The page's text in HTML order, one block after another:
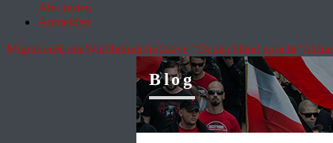
Abo testen
Anmelden
MigrationRenteWaldbrändeInitiative "Deutschland spricht"
Blog